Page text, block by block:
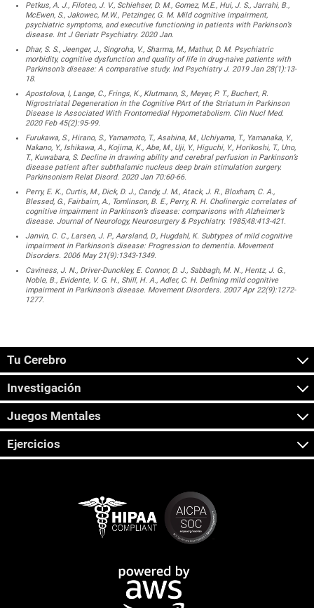
Petkus, A. J., Filoteo, J. V., Schiehser, D. M., Gomez, M.E., Hui, J. S., Jarrahi, B.,
McEwen, S., Jakowec, M.W., Petzinger, G. M. Mild cognitive impairment,
psychiatric symptoms, and executive functioning in patients with Parkinson’s
disease. Int J Geriatr Psychiatry. 2020 Jan.
Dhar, S. S., Jeenger, J., Singroha, V., Sharma, M., Mathur, D. M. Psychiatric
morbidity, cognitive dysfunction and quality of life in drug-naive patients with
Parkinson’s disease: A comparative study. Ind Psychiatry J. 2019 Jan 28(1):13-
18.
Apostolova, I, Lange, C., Frings, K., Klutmann, S., Meyer, P. T., Buchert, R.
Nigrostriatal Degeneration in the Cognitive PArt of the Striatum in Parkinson
Disease Is Associated With Frontomedial Hypometabolism. Clin Nucl Med.
2020 Feb 45(2):95-99.
Furukawa, S., Hirano, S., Yamamoto, T., Asahina, M., Uchiyama, T., Yamanaka, Y.,
Nakano, Y., Ishikawa, A., Kojima, K., Abe, M., Uji, Y., Higuchi, Y., Horikoshi, T., Uno,
T., Kuwabara, S. Decline in drawing ability and cerebral perfusion in Parkinson’s
disease patient after subthalamic nucleus deep brain stimulation surgery.
Parkinsonism Relat Disord. 2020 Jan 70:60-66.
Perry, E. K., Curtis, M., Dick, D. J., Candy, J. M., Atack, J. R., Bloxham, C. A.,
Blessed, G., Fairbairn, A., Tomlinson, B. E., Perry, R. H. Cholinergic correlates of
cognitive impairment in Parkinson’s disease: comparisons with Alzheimer’s
disease. Journal of Neurology, Neurosurgery & Psychiatry. 1985;48:413-421.
Janvin, C. C., Larsen, J. P., Aarsland, D., Hugdahl, K. Subtypes of mild cognitive
impairment in Parkinson’s disease: Progression to dementia. Movement
Disorders. 2006 May 21(9):1343-1349.
Caviness, J. N., Driver-Dunckley, E. Connor, D. J., Sabbagh, M. N., Hentz, J. G.,
Noble, B., Evidente, V. G. H., Shill, H. A., Adler, C. H. Defining mild cognitive
impairment in Parkinson’s disease. Movement Disorders. 2007 Apr 22(9):1272-
1277.
Tu Cerebro
Investigación
Juegos Mentales
Ejercicios